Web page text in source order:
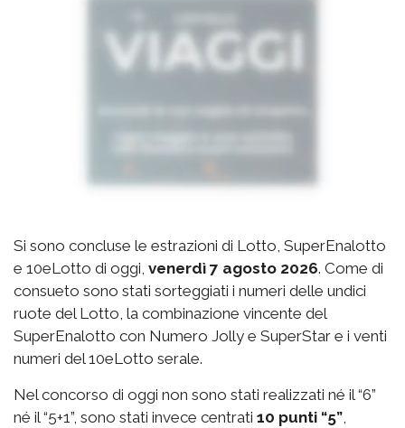
Si sono concluse le estrazioni di Lotto, SuperEnalotto
e 10eLotto di oggi, venerdì 7 agosto 2026. Come di
consueto sono stati sorteggiati i numeri delle undici
ruote del Lotto, la combinazione vincente del
SuperEnalotto con Numero Jolly e SuperStar e i venti
numeri del 10eLotto serale.
Nel concorso di oggi non sono stati realizzati né il “6”
né il “5+1”, sono stati invece centrati 10 punti “5”,